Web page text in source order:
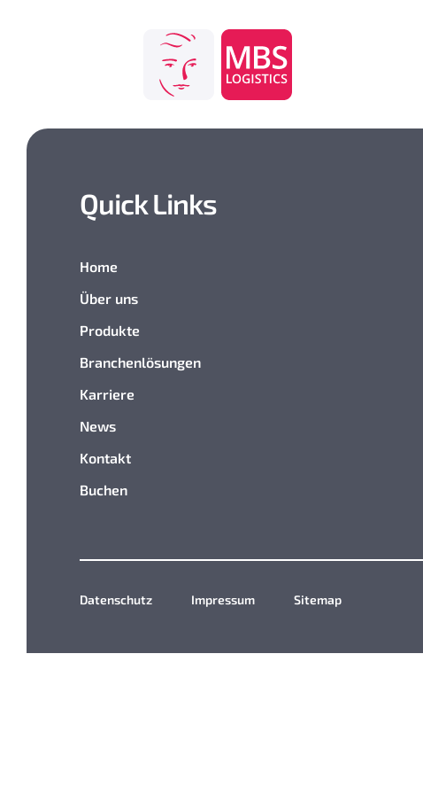
Quick Links
Home
Über uns
Produkte
Branchenlösungen
Karriere
News
Kontakt
Buchen
Datenschutz Impressum Sitemap